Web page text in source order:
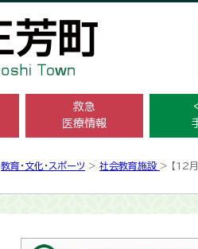
救急
医療情報
教育・文化・スポーツ > 社会教育施設 > 【12